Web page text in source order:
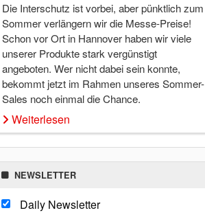
Die Interschutz ist vorbei, aber pünktlich zum
Sommer verlängern wir die Messe-Preise!
Schon vor Ort in Hannover haben wir viele
unserer Produkte stark vergünstigt
angeboten. Wer nicht dabei sein konnte,
bekommt jetzt im Rahmen unseres Sommer-
Sales noch einmal die Chance.
Weiterlesen
NEWSLETTER
Daily Newsletter